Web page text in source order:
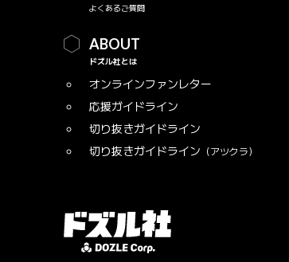
よくあるご質問
ABOUT
ドズル社とは
オンラインファンレター
応援ガイドライン
切り抜きガイドライン
切り抜きガイドライン （アツクラ）